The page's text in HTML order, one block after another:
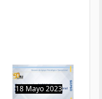
18 Mayo 2023